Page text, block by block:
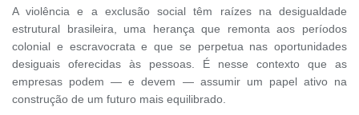
A violência e a exclusão social têm raízes na desigualdade
estrutural brasileira, uma herança que remonta aos períodos
colonial e escravocrata e que se perpetua nas oportunidades
desiguais oferecidas às pessoas. É nesse contexto que as
empresas podem — e devem — assumir um papel ativo na
construção de um futuro mais equilibrado.